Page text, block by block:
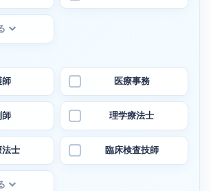
師 医療事務
師 理学療法士
法士 臨床検査技師